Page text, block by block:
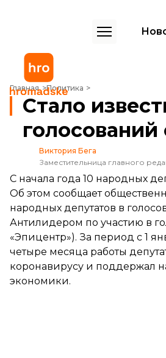
Главная Политика
Стало известно, кто из депутатов
Стало
голосований
Виктория Бега
Заместительница главного
С начала года 10 народных
Об этом сообщает
народных депутатов в
Антилидером по участию в
«Эпицентр»). За период с 1
четыре месяца работы
коронавирусу и поддержал
экономики.